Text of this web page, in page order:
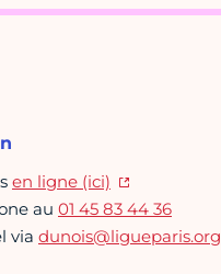
en ligne (ici)
au 01 45 83 44 36
via dunois@ligueparis.org